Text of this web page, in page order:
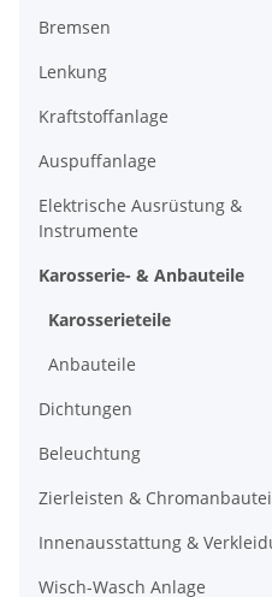
Bremsen
Lenkung
Kraftstoffanlage
Auspuffanlage
Elektrische Ausrüstung &
Instrumente
Karosserie- & Anbauteile
Karosserieteile
Anbauteile
Dichtungen
Beleuchtung
Zierleisten &
Innenausstattung &
Wisch-Wasch Anlage